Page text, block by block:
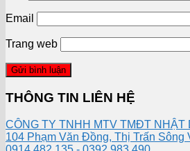
Email
Trang web
THÔNG TIN LIÊN HỆ
CÔNG TY TNHH MTV TMĐT NHẬT
104 Phạm Văn Đồng, Thị Trấn